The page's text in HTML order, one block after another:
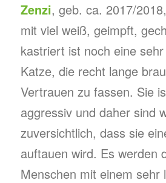
Zenzi, geb. ca. 2017/
mit viel weiß, geimpft,
kastriert ist noch eine
Katze, die recht lange
Vertrauen zu fassen. Sie
aggressiv und daher sind
zuversichtlich, dass sie
auftauen wird. Es werden
Menschen mit einem sehr